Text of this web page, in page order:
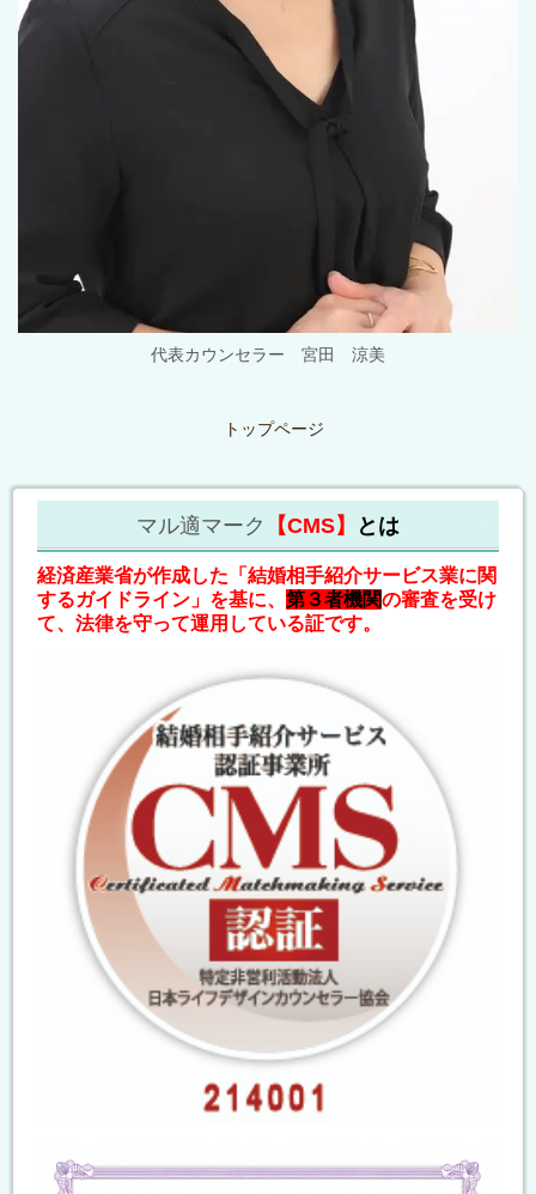
代表カウンセラー 宮田 涼美
トップページ
マル適マーク 【CMS】 とは
経済産業省が作成した「結婚相手紹介サービス業に関
するガイドライン」を基に、 第３者機関の審査を受け
て、法律を守って運用している証です。